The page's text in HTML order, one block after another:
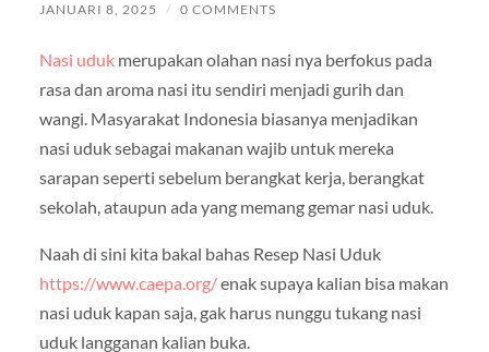
JANUARI 8, 2025 / 0 COMMENTS
Nasi udukmerupakan olahan nasi nya berfokus pada
rasa dan aroma nasi itu sendiri menjadi gurih dan
wangi. Masyarakat Indonesia biasanya menjadikan
nasi uduk sebagai makanan wajib untuk mereka
sarapan seperti sebelum berangkat kerja, berangkat
sekolah, ataupun ada yang memang gemar nasi uduk.
Naah di sini kita bakal bahas Resep Nasi Uduk
https://www.caepa.org/enak supaya kalian bisa makan
nasi uduk kapan saja, gak harus nunggu tukang nasi
uduk langganan kalian buka.